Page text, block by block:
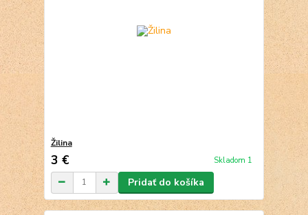
Žilina
3 € Skladom 1
Pridať do košíka